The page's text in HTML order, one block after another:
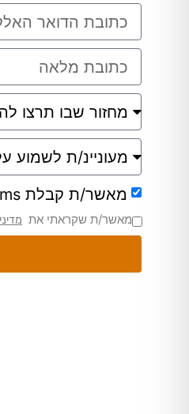
מאשר/ת קבלת sms ודוא"ל שיווקי מהיחידה ללימודי חוץ.
מאשר/ת שקראתי את